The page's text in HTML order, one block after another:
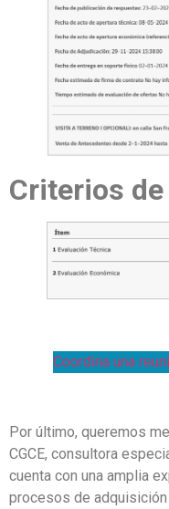
Criterios
Coordina una
Por último, queremos
CGCE, consultora
cuenta con una amplia
procesos de adquisición